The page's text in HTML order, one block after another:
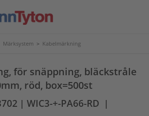
Märksystem > Kabelmärkning
för snäppning, bläckstråle
röd, box=500st
| WIC3-+-PA66-RD |